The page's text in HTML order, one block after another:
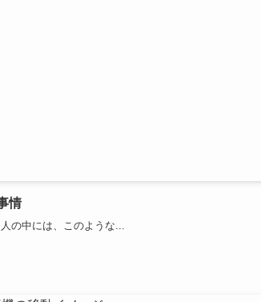
情
の中には、このような...